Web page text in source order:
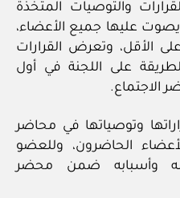
والتوصيات المتخذة
عليها جميع الأعضاء،
الأقل، وتعرض القرارات
على اللجنة في أول
الاجتماع.
وتوصياتها في محاضر
الحاضرون، وللعضو
وأسبابه ضمن محضر